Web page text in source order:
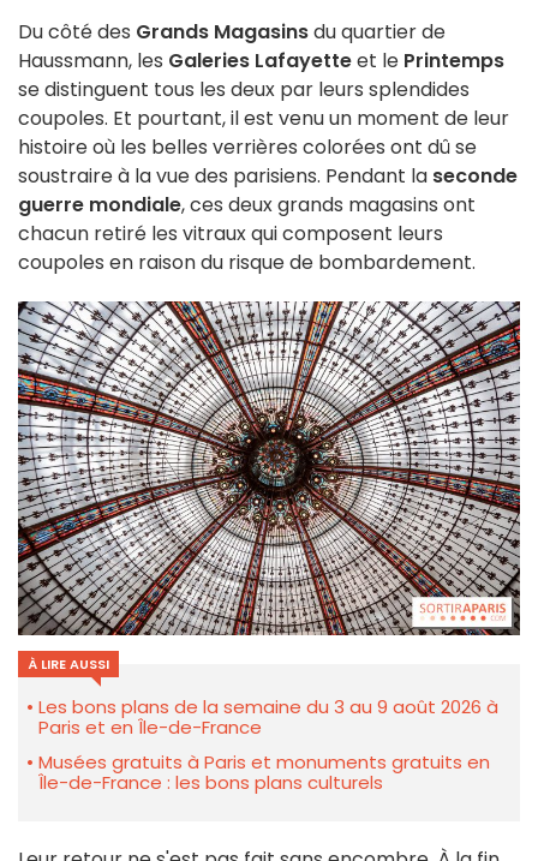
Du côté des Grands Magasinsdu quartier de
Haussmann, les Galeries Lafayetteet le Printemps
se distinguent tous les deux par leurs splendides
coupoles. Et pourtant, il est venu un moment de leur
histoire où les belles verrières colorées ont dû se
soustraire à la vue des parisiens. Pendant la seconde
guerre mondiale, ces deux grands magasins ont
chacun retiré les vitraux qui composent leurs
coupoles en raison du risque de bombardement.
À LIRE AUSSI
Les bons plans de la semaine du 3 au 9 août 2026 à
Paris et en Île-de-France
Musées gratuits à Paris et monuments gratuits en
Île-de-France : les bons plans culturels